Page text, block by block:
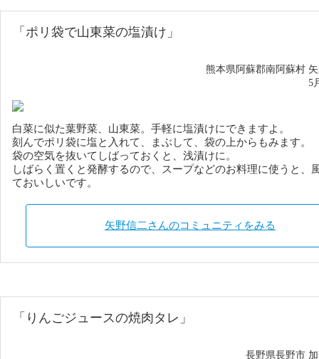
「 ポリ袋で山東菜の塩漬け」
熊本県阿蘇郡南阿蘇村
5
白菜に似た葉野菜、山東菜。手軽に塩漬けにできますよ。
刻んでポリ袋に塩と入れて、まぶして、袋の上からもみます。
袋の空気を抜いてしばっておくと、浅漬けに。
しばらく置くと発酵するので、スープなどのお料理に使うと、
ておいしいです。
矢野信二さんのコミュニティをみる
「りんごジュースの焼肉タレ」
長野県長野市